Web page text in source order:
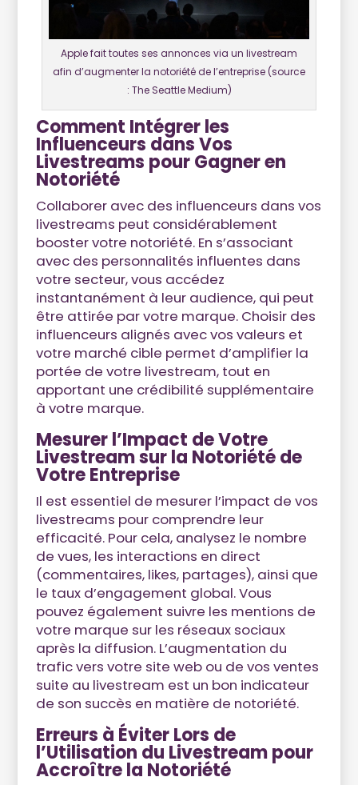
Apple fait toutes ses annonces via un livestream
afin d’augmenter la notoriété de l’entreprise (source
: The Seattle Medium)
Comment Intégrer les
Influenceurs dans Vos
Livestreams pour Gagner en
Notoriété
Collaborer avec des influenceurs dans vos
livestreams peut considérablement
booster votre notoriété. En s’associant
avec des personnalités influentes dans
votre secteur, vous accédez
instantanément à leur audience, qui peut
être attirée par votre marque. Choisir des
influenceurs alignés avec vos valeurs et
votre marché cible permet d’amplifier la
portée de votre livestream, tout en
apportant une crédibilité supplémentaire
à votre marque.
Mesurer l’Impact de Votre
Livestream sur la Notoriété de
Votre Entreprise
Il est essentiel de mesurer l’impact de vos
livestreams pour comprendre leur
efficacité. Pour cela, analysez le nombre
de vues, les interactions en direct
(commentaires, likes, partages), ainsi que
le taux d’engagement global. Vous
pouvez également suivre les mentions de
votre marque sur les réseaux sociaux
après la diffusion. L’augmentation du
trafic vers votre site web ou de vos ventes
suite au livestream est un bon indicateur
de son succès en matière de notoriété.
Erreurs à Éviter Lors de
l’Utilisation du Livestream pour
Accroître la Notoriété